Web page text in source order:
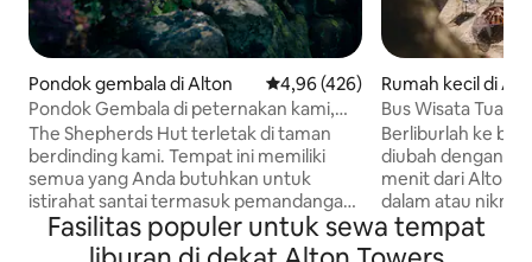
Pondok gembala di Alton Nilai rata-rata 4,96 dari 5, 426
4,96 (426)
Pondok Gembala di peternakan kami,
dekat Alton Towers
The Shepherds Hut terletak di taman
berdinding kami. Tempat ini memiliki
semua yang Anda butuhkan untuk
istirahat santai termasuk pemandangan
indah, kompor kayu bakar, kamar mandi,
dapur mini, dan area tempat tidur yang
Rumah kecil di
Bus Wisata Tua.
bioskop puncak
Berliburlah ke
diubah dengan indah, di hutan
menit dari Alton
dalam atau
perapian di
Benamkan diri
Fasilitas populer untuk sewa tempat